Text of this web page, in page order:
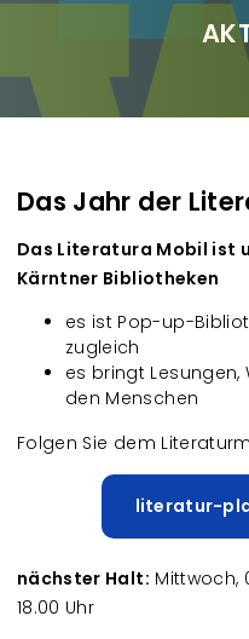
Das Jahr der
Das Literatura Mobil ist
Kärntner Bibliotheken
es ist Pop-up-
zugleich
es bringt Lesungen,
den Menschen
Folgen Sie dem
literatur-
nächster Halt: Mittwoch,
18.00 Uhr